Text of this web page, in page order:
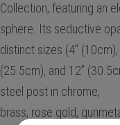
Collection, featuring an
sphere. Its seductive
distinct sizes (4”
(25.5cm), and 12”
steel post in chrome,
brass, rose gold,